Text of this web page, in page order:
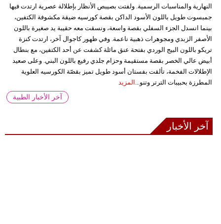
النهارية والمناسبات الرسمية. ولفتت بصيبص الأنظار بإطلالة عصرية ارتدت فيها
جمبسوت طويل باللون الأسود الداكن بقصة كورسيه ضيقة مكشوفة الكتفين،
بينما انسدل الجزء السفلي بقصة واسعة، ونسقت معه حقيبة يد صغيرة باللون
الأصفر الزبدي ومجوهرات ذهبية ناعمة. وفي ظهور كاجوال آخر، ارتدت كنزة
تريكو باللون البيج الوردي بفتحة عنق مائلة كشفت عن أحد الكتفين، مع بنطال
أبيض عالي الخصر بقصة مستقيمة وحزام جلدي رفيع باللون البني. وعلى صعيد
الإطلالات الفخمة، تألقت بفستان أسود طويل تميز بقصّة الكورسيه العلوية
المطرزة بحبيبات الترتر وتنو... المزيد
آخر الأخبار الطبية
آخر الأخبار